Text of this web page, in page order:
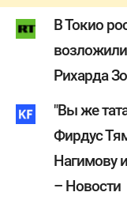
В Токио
Рихарда
"Вы же
Фирдус
Нагимову
– Новости